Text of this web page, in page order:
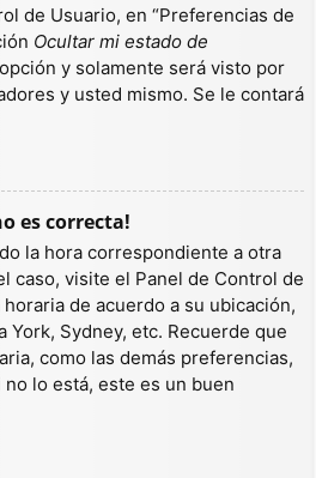
de Usuario, en “Preferencias de
Ocultar mi estado de
y solamente será visto por
y usted mismo. Se le contará
es correcta!
la hora correspondiente a otra
caso, visite el Panel de Control de
de acuerdo a su ubicación,
York, Sydney, etc. Recuerde que
como las demás preferencias,
lo está, este es un buen